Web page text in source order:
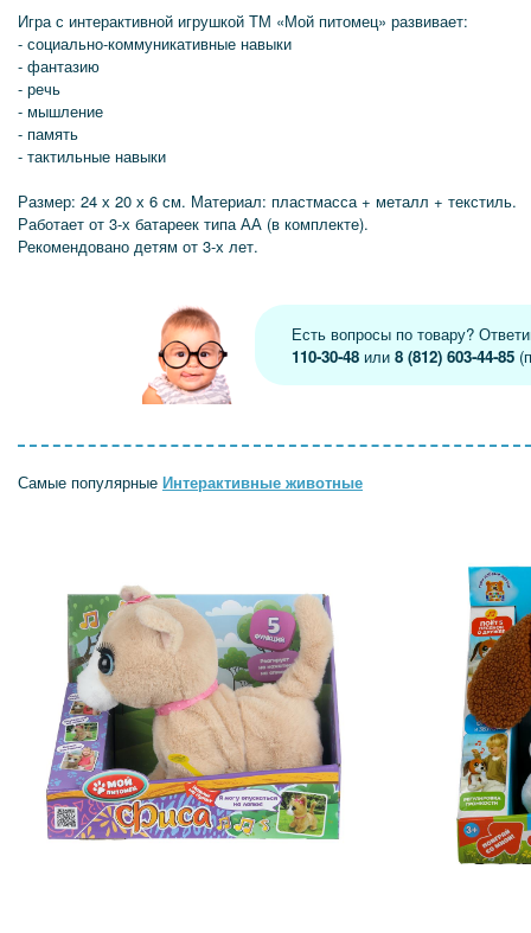
Игра с интерактивной игрушкой ТМ «Мой питомец» развивает:
- социально-коммуникативные навыки
- фантазию
- речь
- мышление
- память
- тактильные навыки
Размер: 24 х 20 х 6 см. Материал: пластмасса + металл + текстиль.
Работает от 3-х батареек типа АА (в комплекте).
Рекомендовано детям от 3-х лет.
Есть вопросы по товару?
110-30-48 или8 (812) 603-44-85
Самые популярные Интерактивные животные